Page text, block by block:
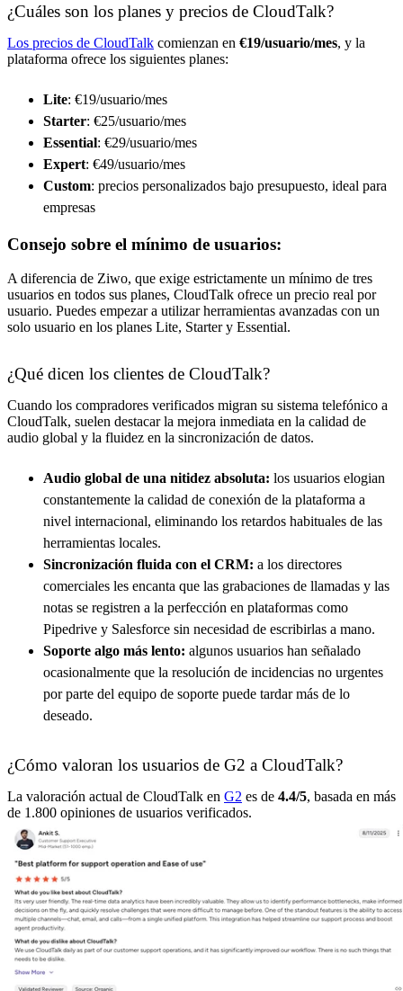
¿Cuáles son los planes y precios de CloudTalk?
Los precios de CloudTalk comienzan en €19/usuario/mes, y la
plataforma ofrece los siguientes planes:
Lite: €19/usuario/mes
Starter: €25/usuario/mes
Essential: €29/usuario/mes
Expert: €49/usuario/mes
Custom: precios personalizados bajo presupuesto, ideal para
empresas
Consejo sobre el mínimo de usuarios:
A diferencia de Ziwo, que exige estrictamente un mínimo de tres
usuarios en todos sus planes, CloudTalk ofrece un precio real por
usuario. Puedes empezar a utilizar herramientas avanzadas con un
solo usuario en los planes Lite, Starter y Essential.
¿Qué dicen los clientes de CloudTalk?
Cuando los compradores verificados migran su sistema telefónico a
CloudTalk, suelen destacar la mejora inmediata en la calidad de
audio global y la fluidez en la sincronización de datos.
Audio global de una nitidez absoluta: los usuarios elogian
constantemente la calidad de conexión de la plataforma a
nivel internacional, eliminando los retardos habituales de las
herramientas locales.
Sincronización fluida con el CRM: a los directores
comerciales les encanta que las grabaciones de llamadas y las
notas se registren a la perfección en plataformas como
Pipedrive y Salesforce sin necesidad de escribirlas a mano.
Soporte algo más lento: algunos usuarios han señalado
ocasionalmente que la resolución de incidencias no urgentes
por parte del equipo de soporte puede tardar más de lo
deseado.
¿Cómo valoran los usuarios de G2 a CloudTalk?
La valoración actual de CloudTalk en G2 es de 4.4/5, basada en más
de 1.800 opiniones de usuarios verificados.